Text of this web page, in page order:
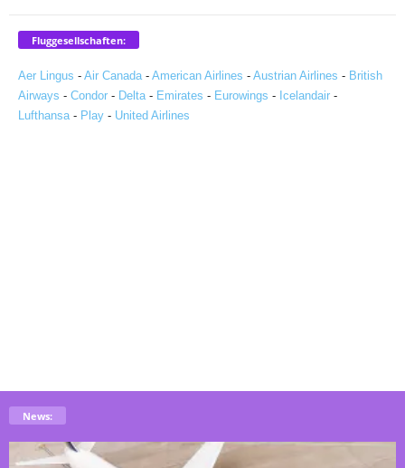
Fluggesellschaften:
Aer Lingus - Air Canada- American Airlines - Austrian Airlines - British
Airways - Condor - Delta- Emirates - Eurowings - Icelandair -
Lufthansa- Play - United Airlines
News: